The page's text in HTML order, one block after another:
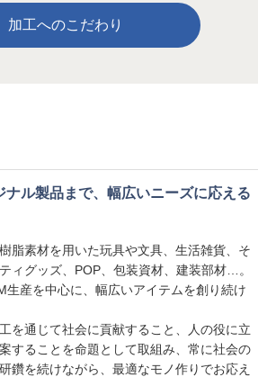
加工へのこだわり
ナル製品まで、幅広いニーズに応える
脂素材を用いた玩具や文具、生活雑貨、そ
ィグッズ、POP、包装資材、建装部材…。
生産を中心に、幅広いアイテムを創り続け
を通じて社会に貢献すること、人の役に立
することを命題として取組み、常に社会の
鑽を続けながら、最適なモノ作りでお応え